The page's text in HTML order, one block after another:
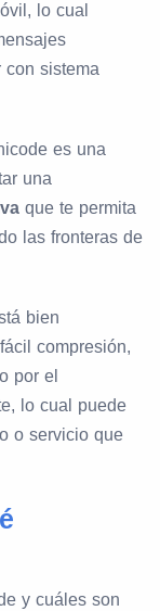
lo cual
con sistema
es una
una
que te permita
las fronteras de
bien
compresión,
por el
lo cual puede
o servicio que
y cuáles son